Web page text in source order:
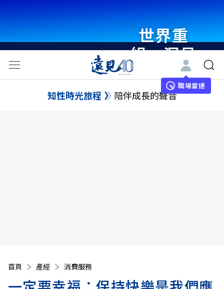
世界重
組・洞見
未來 與
世界領袖
職場雷達
知性時光旅程 陪伴成長的聲音
首頁 產經 消費服務